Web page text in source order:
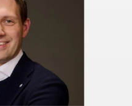
en waarvoor
bureaus interesse